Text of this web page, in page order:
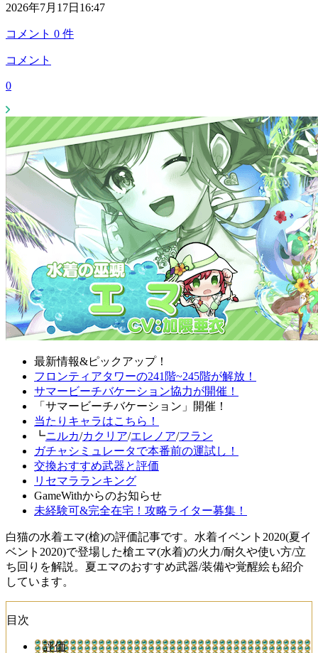
2026年7月17日16:47
コメント 0 件
コメント
0
最新情報&ピックアップ！
フロンティアタワーの241階~245階が解放！
サマービーチバケーション協力が開催！
「サマービーチバケーション」開催！
当たりキャラはこちら！
┗ニルカ/カクリア/エレノア/フラン
ガチャシミュレータで本番前の運試し！
交換おすすめ武器と評価
リセマラランキング
GameWithからのお知らせ
未経験可&完全在宅！攻略ライター募集！
白猫の水着エマ(槍)の評価記事です。水着イベント2020(夏イ
ベント2020)で登場した槍エマ(水着)の火力/耐久や使い方/立
ち回りを解説。夏エマのおすすめ武器/装備や覚醒絵も紹介
しています。
目次
評価